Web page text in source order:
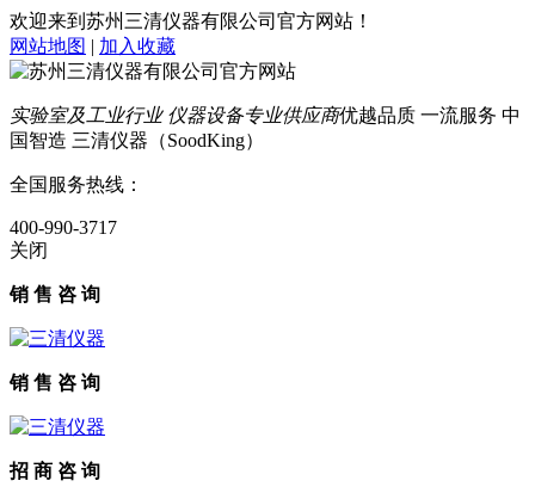
欢迎来到苏州三清仪器有限公司官方网站！
网站地图 | 加入收藏
实验室及工业行业 仪器设备专业供应商优越品质 一流服务 中
国智造 三清仪器（SoodKing）
全国服务热线：
400-990-3717
关闭
销 售 咨 询
销 售 咨 询
招 商 咨 询